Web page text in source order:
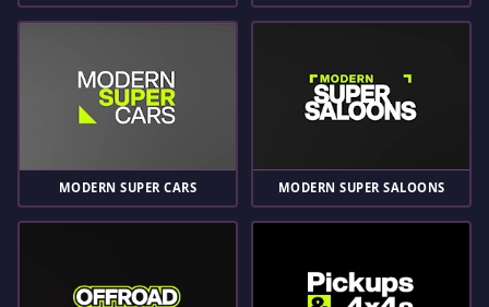
MODERN SUPER CARS MODERN SUPER SALOONS